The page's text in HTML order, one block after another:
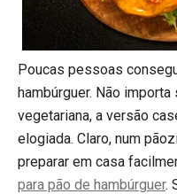
Poucas pessoas
hambúrguer. Não
vegetariana, a versão
elogiada. Claro, num
preparar em casa
para pão de hambúrguer.